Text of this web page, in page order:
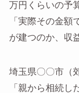
万円くらいの予
「実際その金額
が建つのか、収
埼玉県〇〇市（
「親から相続し